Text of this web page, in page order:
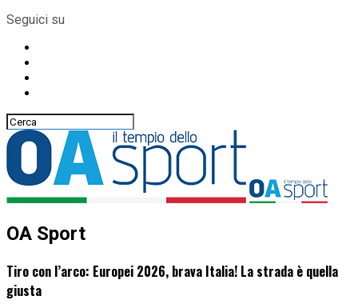
Seguici su
OA Sport
Tiro con l’arco: Europei 2026, brava Italia! La strada è quella
giusta